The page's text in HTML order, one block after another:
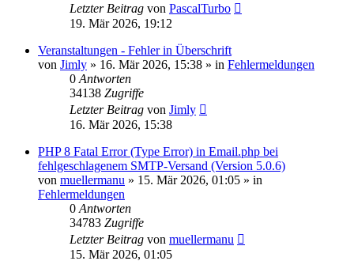
Letzter Beitrag von PascalTurbo
19. Mär 2026, 19:12
Veranstaltungen - Fehler in Überschrift
von Jimly » 16. Mär 2026, 15:38 » in Fehlermeldungen
0 Antworten
34138 Zugriffe
Letzter Beitrag von Jimly
16. Mär 2026, 15:38
PHP 8 Fatal Error (Type Error) in Email.php bei
fehlgeschlagenem SMTP-Versand (Version 5.0.6)
von muellermanu » 15. Mär 2026, 01:05 » in
Fehlermeldungen
0 Antworten
34783 Zugriffe
Letzter Beitrag von muellermanu
15. Mär 2026, 01:05